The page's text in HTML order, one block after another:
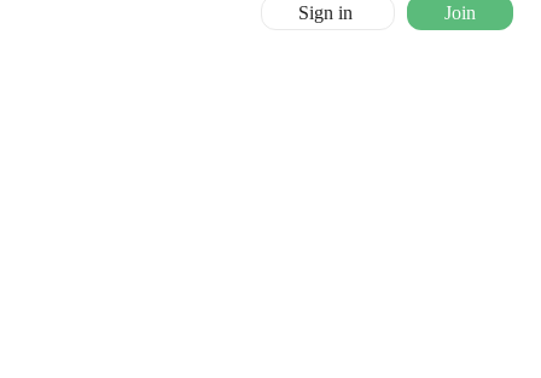
Sign in Join